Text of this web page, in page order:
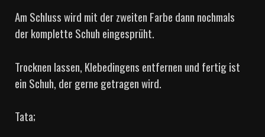
Am Schluss wird mit der zweiten Farbe dann nochmals
der komplette Schuh eingesprüht.
Trocknen lassen, Klebedingens entfernen und fertig ist
ein Schuh, der gerne getragen wird.
Tata;